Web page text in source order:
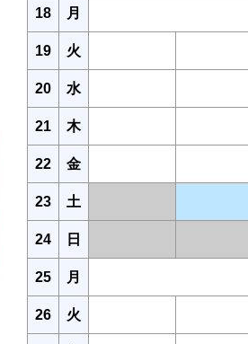
18 月
19 火
20 水
21 木
22 金
23 土
24 日
25 月
26 火